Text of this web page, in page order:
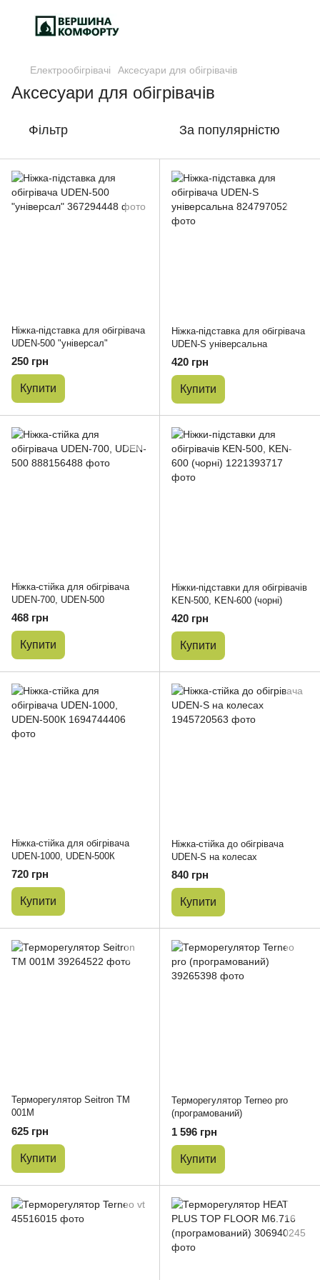
Електрообігрівачі Аксесуари для обігрівачів
Аксесуари для обігрівачів
Фільтр За популярністю
Ніжка-підставка для обігрівача
UDEN-500 "універсал"
250 грн
Купити
Ніжка-підставка для обігрівача
UDEN-S універсальна
420 грн
Купити
Ніжка-стійка для обігрівача
UDEN-700, UDEN-500
468 грн
Купити
Ніжки-підставки для обігрівачів
KEN-500, KEN-600 (чорні)
420 грн
Купити
Ніжка-стійка для обігрівача
UDEN-1000, UDEN-500К
720 грн
Купити
Ніжка-стійка до обігрівача
UDEN-S на колесах
840 грн
Купити
Терморегулятор Seitron TM
001M
625 грн
Купити
Терморегулятор Terneo pro
(програмований)
1 596 грн
Купити